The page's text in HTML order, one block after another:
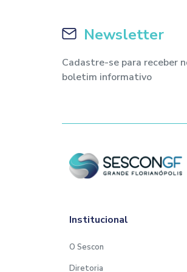
Para ter
com acesso à
caixas de som/
O curso a
pagamento.
Newsletter
Cadastre-se para receber
boletim informativo
Institucional
O Sescon
Diretoria